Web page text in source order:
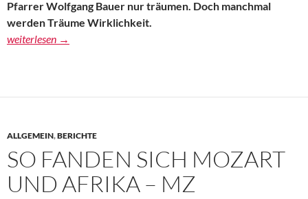
Pfarrer Wolfgang Bauer nur träumen. Doch manchmal
werden Träume Wirklichkeit.
Ein Konzert füllt zwei Kirchen – AZ
weiterlesen →
ALLGEMEIN,BERICHTE
SO FANDEN SICH MOZART
UND AFRIKA – MZ